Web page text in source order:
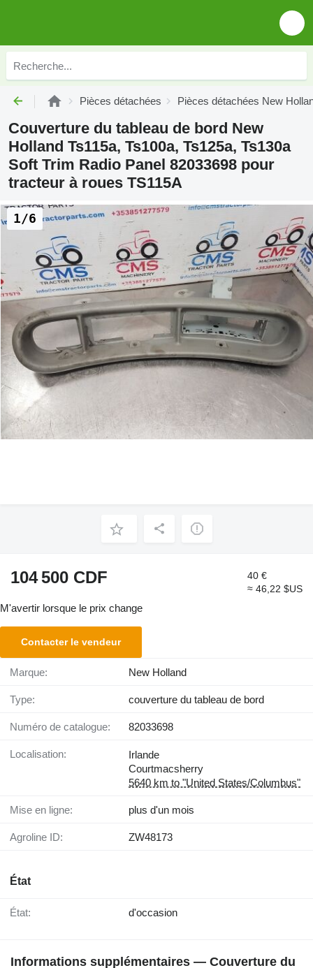
Pièces détachées Pièces détachées New
Couverture du tableau de bord New
Holland Ts115a, Ts100a, Ts125a, Ts130a
Soft Trim Radio Panel 82033698 pour
tracteur à roues TS115A
1/6
104 500 CDF
40 €
≈ 46,22 $US
M'avertir lorsque le prix change
Contacter le vendeur
Marque: New Holland
Type: couverture du tableau de bord
Numéro de catalogue: 82033698
Localisation:
Irlande
Courtmacsherry
5640 km to "United States/Columbus"
Mise en ligne: plus d'un mois
Agroline ID: ZW48173
État
État: d'occasion
Informations supplémentaires — Couverture du